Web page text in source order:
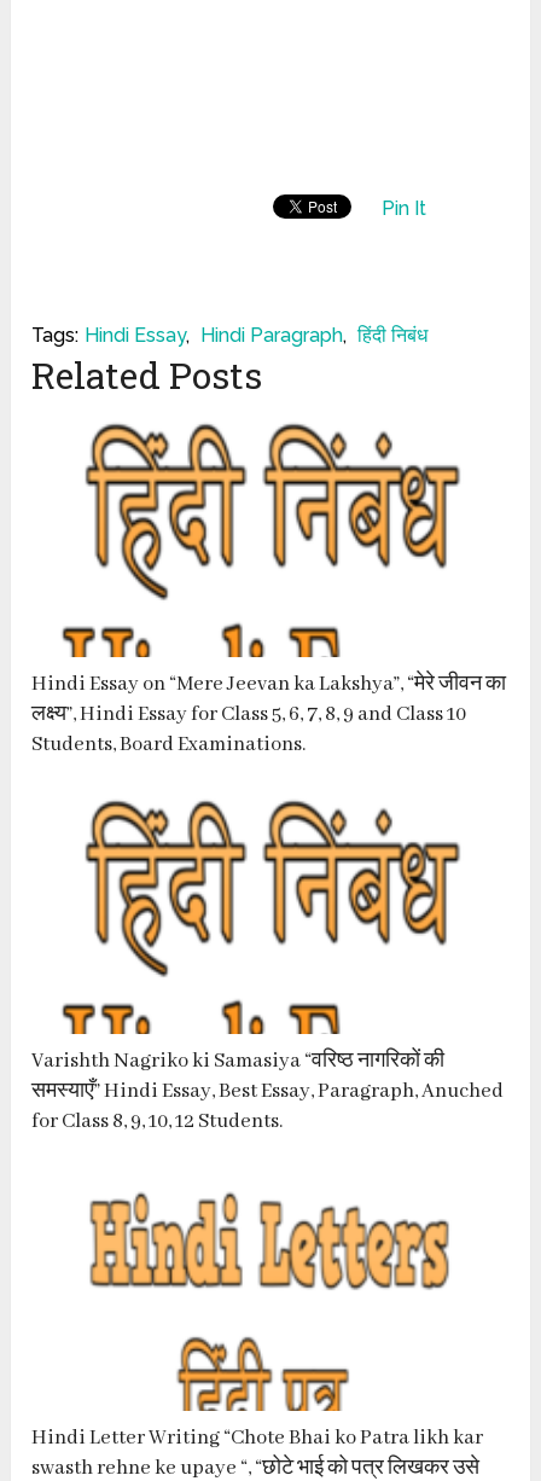
Pin It
Tags: Hindi Essay, Hindi Paragraph, हिंदी निबंध
Related Posts
Hindi Essay on “Mere Jeevan ka Lakshya”, “मेरे जीवन का
लक्ष्य”, Hindi Essay for Class 5, 6, 7, 8, 9 and Class 10
Students, Board Examinations.
Varishth Nagriko ki Samasiya “वरिष्ठ नागरिकों की
समस्याएँ” Hindi Essay, Best Essay, Paragraph, Anuched
for Class 8, 9, 10, 12 Students.
Hindi Letter Writing “Chote Bhai ko Patra likh kar
swasth rehne ke upaye “, “छोटे भाई को पत्र लिखकर उसे